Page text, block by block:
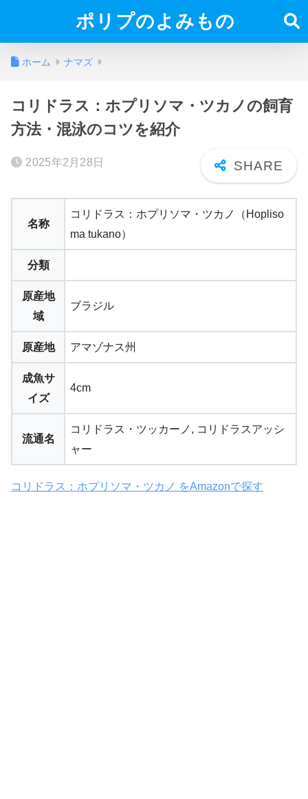
ポリプのよみもの
ホーム ナマズ
コリドラス：ホプリソマ・ツカノの飼育
方法・混泳のコツを紹介
2025年2月28日
名称
コリドラス：ホプリソマ・ツカノ（Hopliso
ma tukano）
分類
原産地
域
ブラジル
原産地 アマゾナス州
成魚サ
イズ
4cm
流通名
コリドラス・ツッカーノ, コリドラスアッシ
ャー
コリドラス：ホプリソマ・ツカノ をAmazonで探す